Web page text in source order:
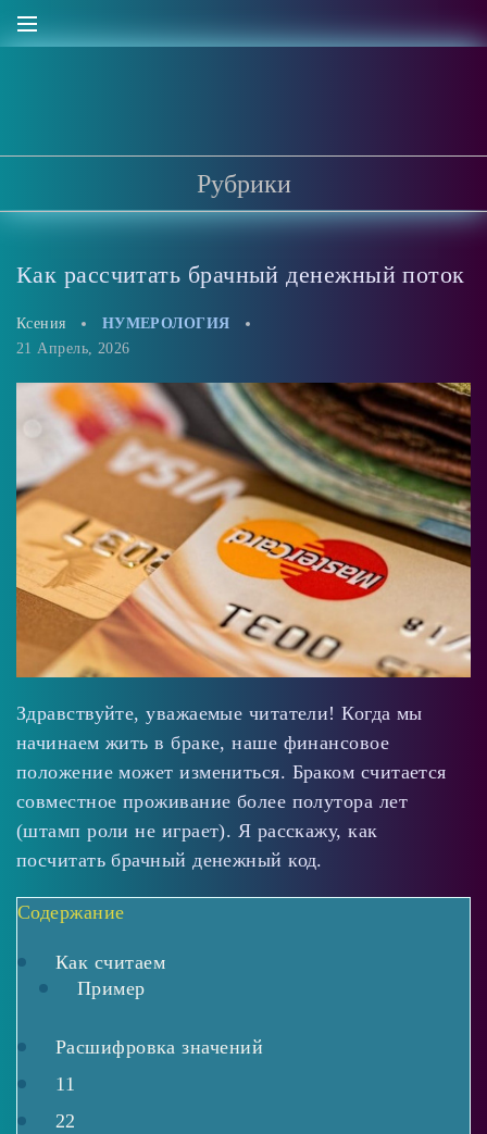
Рубрики
Как рассчитать брачный денежный поток
Ксения
НУМЕРОЛОГИЯ
21 Апрель, 2026
Здравствуйте, уважаемые читатели! Когда мы
начинаем жить в браке, наше финансовое
положение может измениться. Браком считается
совместное проживание более полутора лет
(штамп роли не играет). Я расскажу, как
посчитать брачный денежный код.
Содержание
Как считаем
Пример
Расшифровка значений
11
22